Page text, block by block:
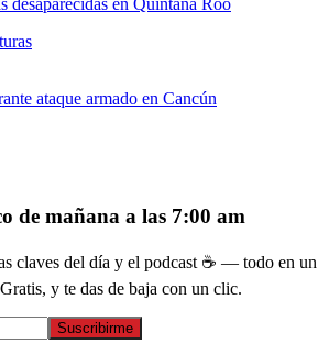
desaparecidas en Quintana Roo
ataque armado en Cancún
de mañana a las 7:00 am
claves del día y el podcast ☕ — todo en un
y te das de baja con un clic.
Suscribirme